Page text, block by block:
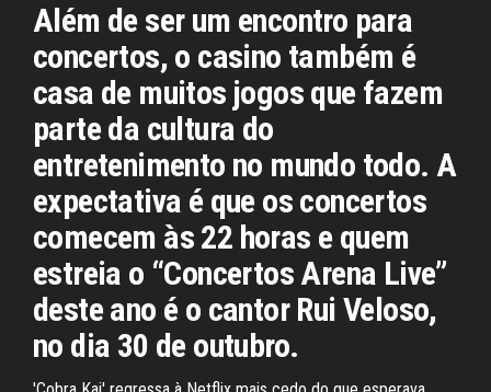
Além de ser um encontro para
concertos, o casino também é
casa de muitos jogos que fazem
parte da cultura do
entretenimento no mundo todo. A
expectativa é que os concertos
comecem às 22 horas e quem
estreia o “Concertos Arena Live”
deste ano é o cantor Rui Veloso,
no dia 30 de outubro.